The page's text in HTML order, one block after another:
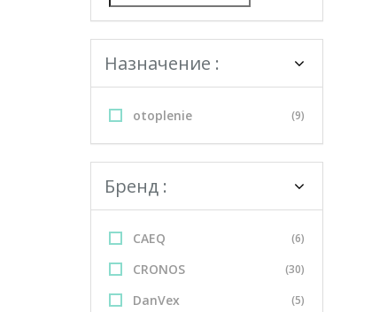
Назначение :
otoplenie (9)
Бренд :
CAEQ (6)
CRONOS (30)
DanVex (5)